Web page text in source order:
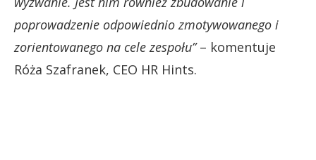
poprowadzenie odpowiednio zmotywowanego i
zorientowanego na cele zespołu”– komentuje
Róża Szafranek, CEO HR Hints.